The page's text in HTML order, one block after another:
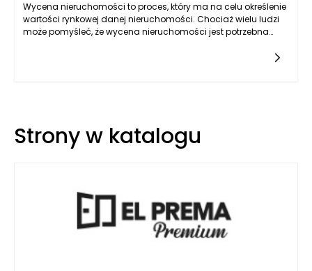
Wycena nieruchomości to proces, który ma na celu określenie
wartości rynkowej danej nieruchomości. Chociaż wielu ludzi
może pomyśleć, że wycena nieruchomości jest potrzebna
podczas sprzedaży, zakupu, czy też w ramach postępowania
wpłynąć na decyzje związane z posiadanym majątkiem.
Strony w katalogu